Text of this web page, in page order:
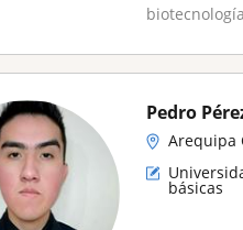
Pedro
Arequipa
básicas